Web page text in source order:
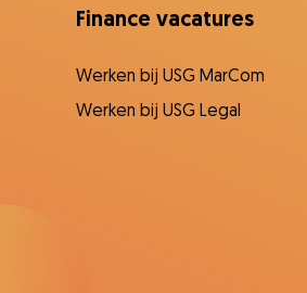
Finance vacatures
Werken bij USG MarCom
Werken bij USG Legal